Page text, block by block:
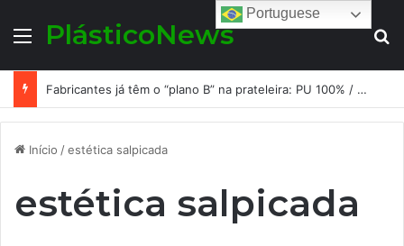
MenuPlásticoNews
Fabricantes já têm o “plano B” na prateleira: PU 100% / NC-free existe, mas ainda é pouco usado: a hora é transformar isso em projeto de resiliência
Início /estética salpicada
estética salpicada
Portuguese